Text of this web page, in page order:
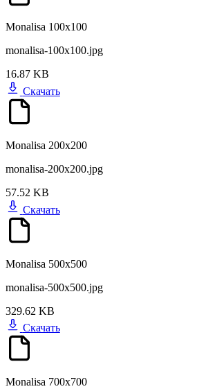
Monalisa 100x100
monalisa-100x100.jpg
16.87 KB
Скачать
Monalisa 200x200
monalisa-200x200.jpg
57.52 KB
Скачать
Monalisa 500x500
monalisa-500x500.jpg
329.62 KB
Скачать
Monalisa 700x700